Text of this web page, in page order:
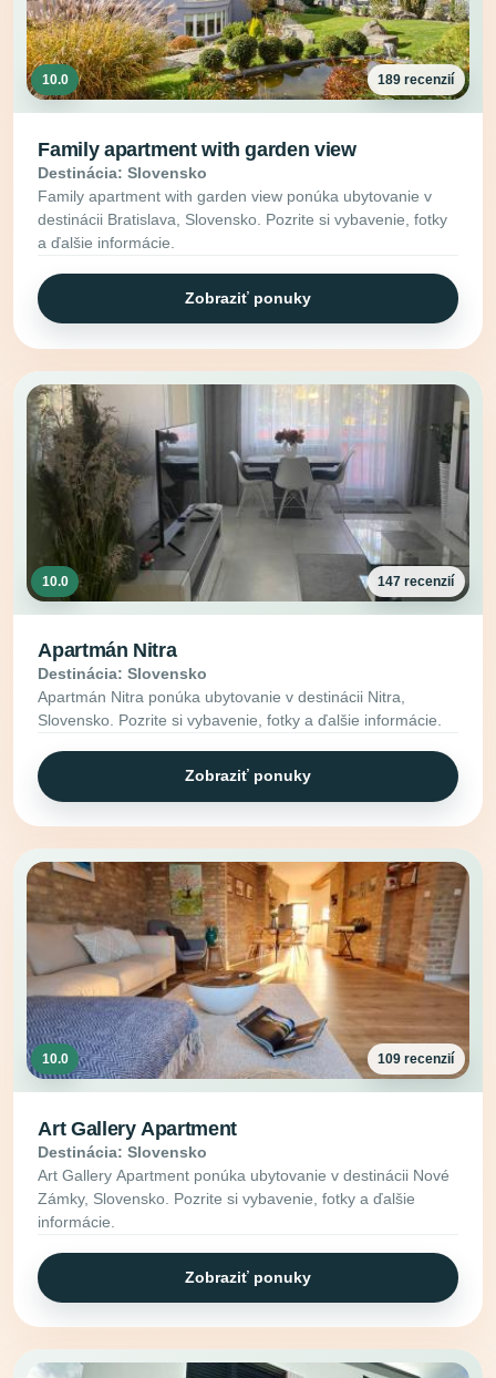
10.0 189 recenzií
Family apartment with garden view
Destinácia: Slovensko
Family apartment with garden view ponúka ubytovanie v
destinácii Bratislava, Slovensko. Pozrite si vybavenie, fotky
a ďalšie informácie.
Zobraziť ponuky
10.0 147 recenzií
Apartmán Nitra
Destinácia: Slovensko
Apartmán Nitra ponúka ubytovanie v destinácii Nitra,
Slovensko. Pozrite si vybavenie, fotky a ďalšie informácie.
Zobraziť ponuky
10.0 109 recenzií
Art Gallery Apartment
Destinácia: Slovensko
Art Gallery Apartment ponúka ubytovanie v destinácii Nové
Zámky, Slovensko. Pozrite si vybavenie, fotky a ďalšie
informácie.
Zobraziť ponuky